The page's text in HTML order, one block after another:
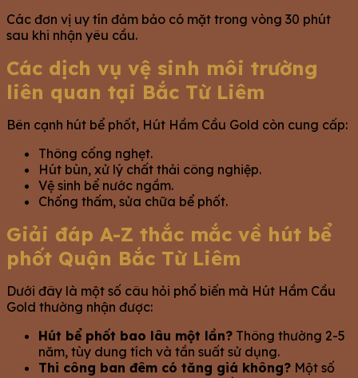
Các đơn vị uy tín đảm bảo có mặt trong vòng 30 phút
sau khi nhận yêu cầu.
Các dịch vụ vệ sinh môi trường
liên quan tại Bắc Từ Liêm
Bên cạnh hút bể phốt, Hút Hầm Cầu Gold còn cung cấp:
Thông cống nghẹt.
Hút bùn, xử lý chất thải công nghiệp.
Vệ sinh bể nước ngầm.
Chống thấm, sửa chữa bể phốt.
Giải đáp A-Z thắc mắc về hút bể
phốt Quận Bắc Từ Liêm
Dưới đây là một số câu hỏi phổ biến mà Hút Hầm Cầu
Gold thường nhận được:
Hút bể phốt bao lâu một lần? Thông thường 2-5
năm, tùy dung tích và tần suất sử dụng.
Thi công ban đêm có tăng giá không? Một số